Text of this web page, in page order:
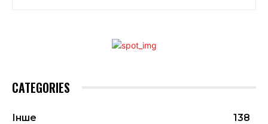
CATEGORIES
Інше
138